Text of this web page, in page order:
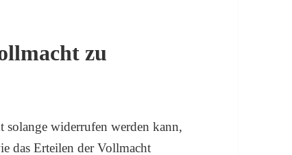
zu
solange widerrufen werden kann,
das Erteilen der Vollmacht